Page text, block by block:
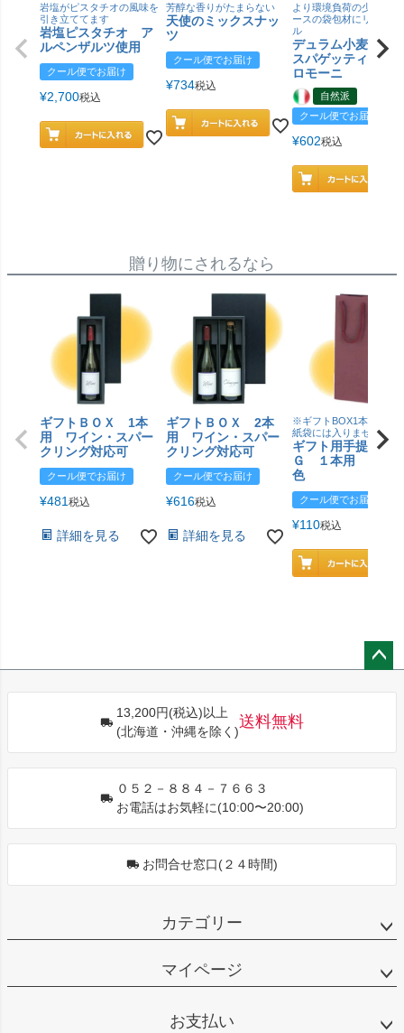
岩塩がピスタチオの風味を
引き立ててます
岩塩ピスタチオ ア
ルペンザルツ使用
クール便でお届け
¥2,700税込
芳醇な香りがたまらない
天使のミックスナッ
ツ
クール便でお届け
¥734税込
より環境負荷の少ない紙
ースの袋包材にリニュー
ル
デュラム小麦 有
スパゲッティ／ジ
ロモーニ
自然派
クール便でお届け
¥602税込
贈り物にされるなら
ギフトＢＯＸ 1本
用 ワイン・スパー
クリング対応可
クール便でお届け
¥481税込
詳細を見る
ギフトＢＯＸ 2本
用 ワイン・スパー
クリング対応可
クール便でお届け
¥616税込
詳細を見る
※ギフトBOX1本用はこ
紙袋には入りません
ギフト用手提げＢ
Ｇ １本用 エン
色
クール便でお届け
¥110税込
13,200円(税込)以上
(北海道・沖縄を除く)
送料無料
０５２－８８４－７６６３
お電話はお気軽に(10:00〜20:00)
お問合せ窓口(２４時間)
カテゴリー
マイページ
お支払い